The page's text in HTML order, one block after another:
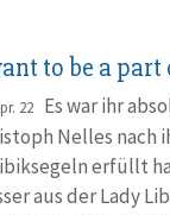
to be a part
22Es war ihr
Nelles nach
erfüllt
aus der Lady